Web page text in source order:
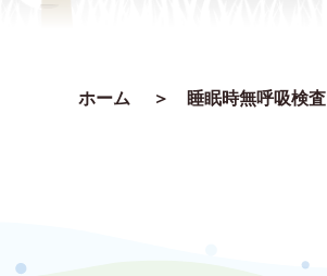
ホーム ＞ 睡眠時無呼吸検査